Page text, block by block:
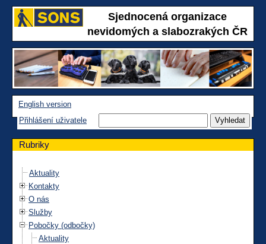
Sjednocená organizace
nevidomých a slabozrakých ČR
English version
Přihlášení uživatele
Rubriky
Aktuality
Kontakty
O nás
Služby
Pobočky (odbočky)
Aktuality